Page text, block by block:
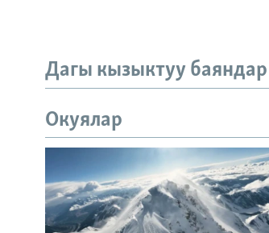
Дагы кызыктуу баяндар
Окуялар